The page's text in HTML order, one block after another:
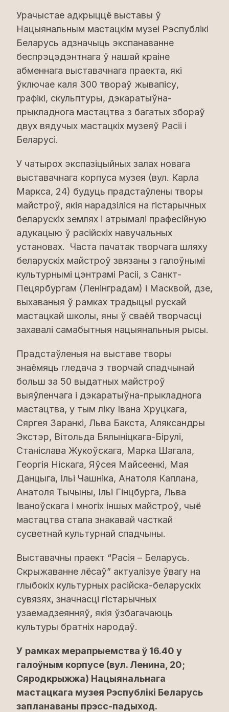
Урачыстае адкрыццё выставы ў
Нацыянальным мастацкім музеі Рэспублікі
Беларусь адзначыць экспанаванне
беспрэцэдэнтнага ў нашай краіне
абменнага выставачнага праекта, які
ўключае каля 300 твораў жывапісу,
графікі, скульптуры, дэкаратыўна-
прыкладнога мастацтва з багатых збораў
двух вядучых мастацкіх музеяў Расіі і
Беларусі.
У чатырох экспазіцыйных залах новага
выставачнага корпуса музея (вул. Карла
Маркса, 24) будуць прадстаўлены творы
майстроў, якія нарадзіліся на гістарычных
беларускіх землях і атрымалі прафесійную
адукацыю ў расійскіх навучальных
установах. Часта пачатак творчага шляху
беларускіх майстроў звязаны з галоўнымі
культурнымі цэнтрамі Расіі, з Санкт-
Пецярбургам (Ленінградам) і Масквой, дзе,
выхаваныя ў рамках традыцыі рускай
мастацкай школы, яны ў сваёй творчасці
захавалі самабытныя нацыянальныя рысы.
Прадстаўленыя на выставе творы
знаёмяць гледача з творчай спадчынай
больш за 50 выдатных майстроў
выяўленчага і дэкаратыўна-прыкладнога
мастацтва, у тым ліку Івана Хруцкага,
Сяргея Заранкі, Льва Бакста, Аляксандры
Экстэр, Вітольда Бялыніцкага-Бірулі,
Станіслава Жукоўскага, Марка Шагала,
Георгія Ніскага, Яўсея Майсеенкі, Мая
Данцыга, Ільі Чашніка, Анатоля Каплана,
Анатоля Тычыны, Ільі Гінцбурга, Льва
Іваноўскага і многіх іншых майстроў, чыё
мастацтва стала знакавай часткай
сусветнай культурнай спадчыны.
Выставачны праект “Расія – Беларусь.
Скрыжаванне лёсаў” актуалізуе ўвагу на
глыбокіх культурных расійска-беларускіх
сувязях, значнасці гістарычных
узаемадзеянняў, якія ўзбагачаюць
культуры братніх народаў.
У рамках мерапрыемства ў 16.40 у
галоўным корпусе (вул. Ленина, 20;
Сяродкрыжжа) Нацыянальнага
мастацкага музея Рэспублікі Беларусь
запланаваны прэсс-падыход.